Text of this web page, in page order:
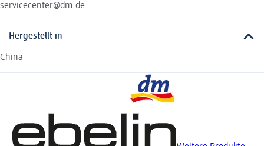
servicecenter@dm.de
Hergestellt in
China